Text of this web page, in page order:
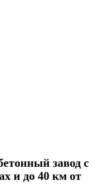
завод с
и до 40 км от